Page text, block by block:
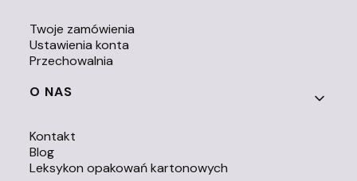
Twoje zamówienia
Ustawienia konta
Przechowalnia
O NAS
Kontakt
Blog
Leksykon opakowań kartonowych